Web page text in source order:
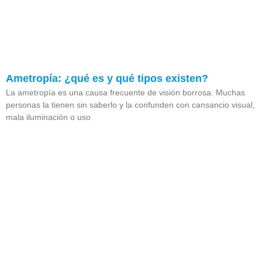
Ametropía: ¿qué es y qué tipos existen?
La ametropía es una causa frecuente de visión borrosa. Muchas
personas la tienen sin saberlo y la confunden con cansancio visual,
mala iluminación o uso